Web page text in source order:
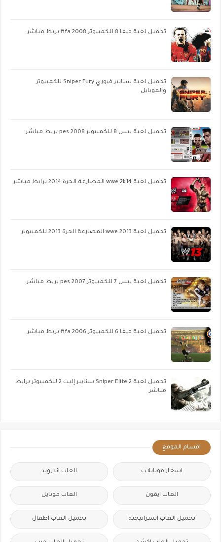
تحميل لعبة فيفا 8 للكمبيوتر fifa 2008 بربط مباشر
تحميل لعبة سنايبر فيوري Sniper Fury للكمبيوتر
والموبايل
تحميل لعبة بيس 8 للكمبيوتر pes 2008 بربط مباشر
تحميل لعبة wwe 2k14 المصارعة الحرة 2014 برابط مباشر
تحميل لعبة wwe 2013 المصارعة الحرة 2013 للكمبيوتر
تحميل لعبة بيس 7 للكمبيوتر pes 2007 بربط مباشر
تحميل لعبة فيفا 6 للكمبيوتر fifa 2006 بربط مباشر
تحميل لعبة Sniper Elite 2 سنايبر إليت 2 للكمبيوتر برابط
مباشر
اقسام الموقع
اسعار موبايلات العاب اندرويد
العاب ايفون العاب موبايل
تحميل العاب استراتيجية تحميل العاب اطفال